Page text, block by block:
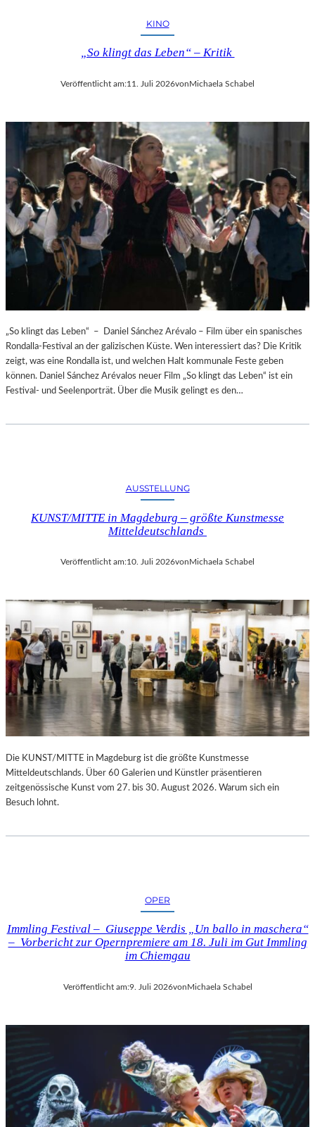
KINO
„So klingt das Leben“ – Kritik
Veröffentlicht am:11. Juli 2026vonMichaela Schabel
„So klingt das Leben“ – Daniel Sánchez Arévalo – Film über ein spanisches
Rondalla-Festival an der galizischen Küste. Wen interessiert das? Die Kritik
zeigt, was eine Rondalla ist, und welchen Halt kommunale Feste geben
können. Daniel Sánchez Arévalos neuer Film „So klingt das Leben“ ist ein
Festival- und Seelenporträt. Über die Musik gelingt es den…
AUSSTELLUNG
KUNST/MITTE in Magdeburg – größte Kunstmesse
Mitteldeutschlands
Veröffentlicht am:10. Juli 2026vonMichaela Schabel
Die KUNST/MITTE in Magdeburg ist die größte Kunstmesse
Mitteldeutschlands. Über 60 Galerien und Künstler präsentieren
zeitgenössische Kunst vom 27. bis 30. August 2026. Warum sich ein
Besuch lohnt.
OPER
Immling Festival – Giuseppe Verdis „Un ballo in maschera“
– Vorbericht zur Opernpremiere am 18. Juli im Gut Immling
im Chiemgau
Veröffentlicht am:9. Juli 2026vonMichaela Schabel